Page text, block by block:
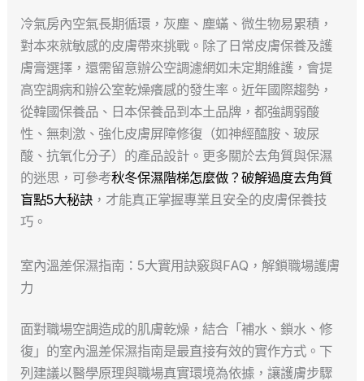
冷氣房內空氣長期循環，灰塵、塵蟎、微生物易累積，
對本來就敏感的皮膚帶來挑戰。除了日常皮膚保養及護
膚膏選擇，還需留意辦公空調濾網如未定期維護，會提
高空調病和辦公室乾燥癢感的發生率。近年國際趨勢，
從韓國保養品、日本保養品到本土品牌，都強調弱酸
性、無刺激、強化皮膚屏障修復（如神經醯胺、玻尿
酸、抗氧化分子）的產品設計。更多關於去角質與保濕
的迷思，可參考秋冬保濕階梯怎麼做？破解過度去角質
盲點5大秘訣 ，才能真正掌握專業且安全的皮膚保養技
巧。
室內溫差保濕指南：5大實用訣竅與FAQ，解鎖職場護膚
力
面對職場空調造成的肌膚乾燥，結合「補水、鎖水、修
復」的室內溫差保濕指南是最直接有效的實作方式。下
列建議以醫學原理與職場真實環境為依據，讓護膚步驟